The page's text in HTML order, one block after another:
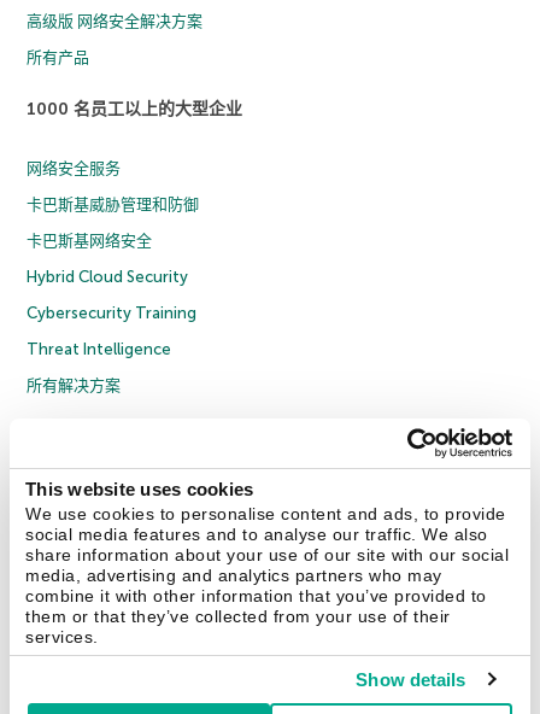
This website uses cookies
We use cookies to personalise content and ads, to provide
social media features and to analyse our traffic. We also
share information about your use of our site with our social
media, advertising and analytics partners who may
combine it with other information that you’ve provided to
them or that they’ve collected from your use of their
services.
Show details
高级版 网络安全解决方案
所有产品
1000 名员工以上的大型企业
网络安全服务
卡巴斯基威胁管理和防御
卡巴斯基网络安全
Hybrid Cloud Security
Cybersecurity Training
Threat Intelligence
所有解决方案
隐私策略
京ICP备12053225号
京公网安备 11010102001169号
联系我们 关于我们 合作伙伴 Blog 资源中心 新闻稿
Securelist Eugene Personal Blog